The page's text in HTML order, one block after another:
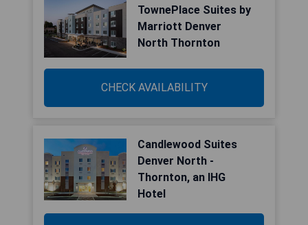
TownePlace Suites by
Marriott Denver
North Thornton
CHECK AVAILABILITY
Candlewood Suites
Denver North -
Thornton, an IHG
Hotel